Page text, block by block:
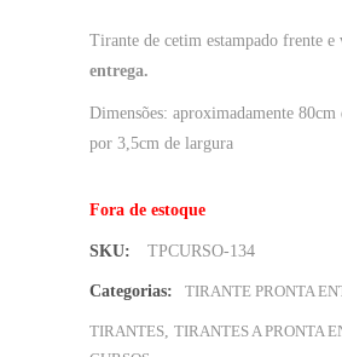
Tirante de cetim estampado frente e
entrega.
Dimensões: aproximadamente
por 3,5cm de largura
Fora de estoque
SKU: TPCURSO-134
Categorias: TIRANTE PRONTA
TIRANTES TIRANTES A PRONTA